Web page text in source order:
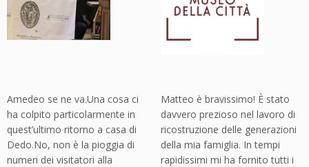
Amedeo se ne va.Una cosa ci
ha colpito particolarmente in
quest’ultimo ritorno a casa di
Dedo.No, non è la pioggia di
numeri dei visitatori alla
Matteo è bravissimo! È stato
davvero prezioso nel lavoro di
ricostruzione delle generazioni
della mia famiglia. In tempi
rapidissimi mi ha fornito tutti i